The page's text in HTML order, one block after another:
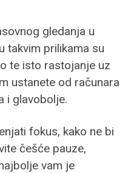
gledanja u
takvim prilikama su
te isto rastojanje uz
ustanete od računara
i glavobolje.
fokus, kako ne bi
češće pauze,
vam je